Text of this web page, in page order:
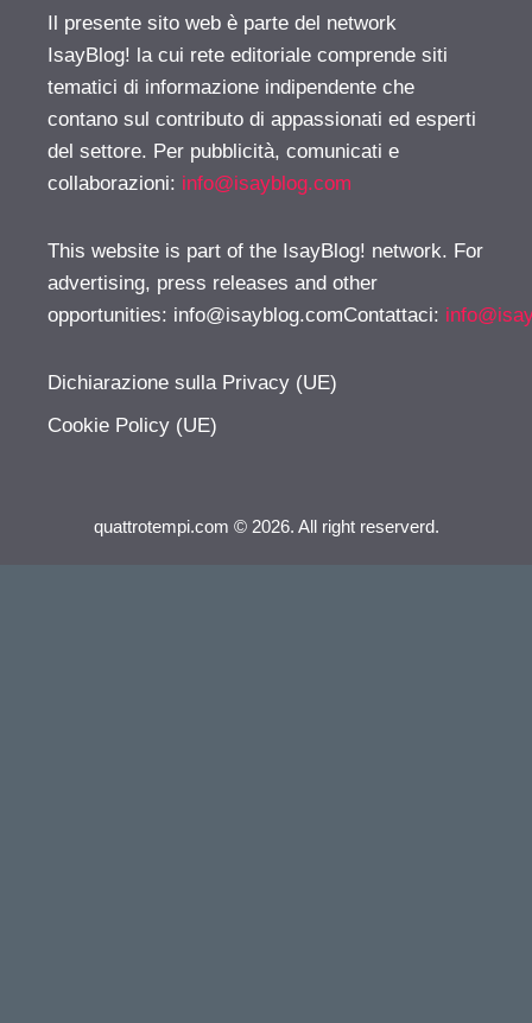
Il presente sito web è parte del network
IsayBlog! la cui rete editoriale comprende siti
tematici di informazione indipendente che
contano sul contributo di appassionati ed esperti
del settore. Per pubblicità, comunicati e
collaborazioni: info@isayblog.com
This website is part of the IsayBlog! network. For
advertising, press releases and other
opportunities: info@isayblog.comContattaci:
Dichiarazione sulla Privacy (UE)
Cookie Policy (UE)
quattrotempi.com © 2026. All right reserverd.